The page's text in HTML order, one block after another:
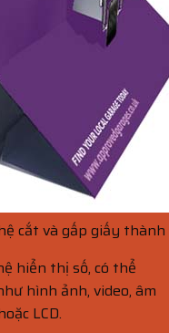
cắt và gấp giấy
hiển thị số, có thể
hình ảnh, video, âm
LCD.